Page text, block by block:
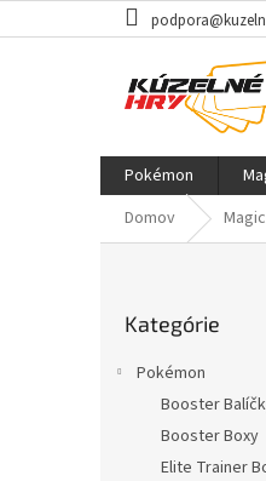
na
Pokémon
Domov
kategórie
Kategórie
Pokémon
Booster
Booster Boxy
Elite Trainer